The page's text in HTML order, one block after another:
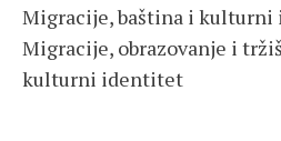
Migracije, baština i
Migracije, obrazovanje i
kulturni identitet